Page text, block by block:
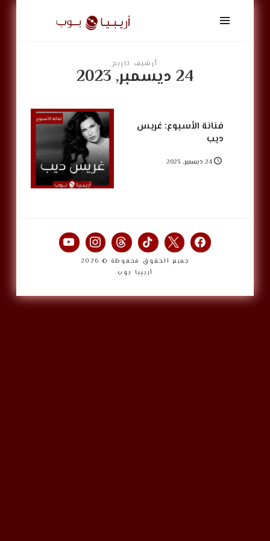
أريبيا
بوب
ArabiaPopأرشيف تاريخ
24 ديسمبر, 2023
فنانة الأسبوع: غريس
ديب
24 ديسمبر, 2023
جميع الحقوق محفوظة © 2026
أريبيا بوب